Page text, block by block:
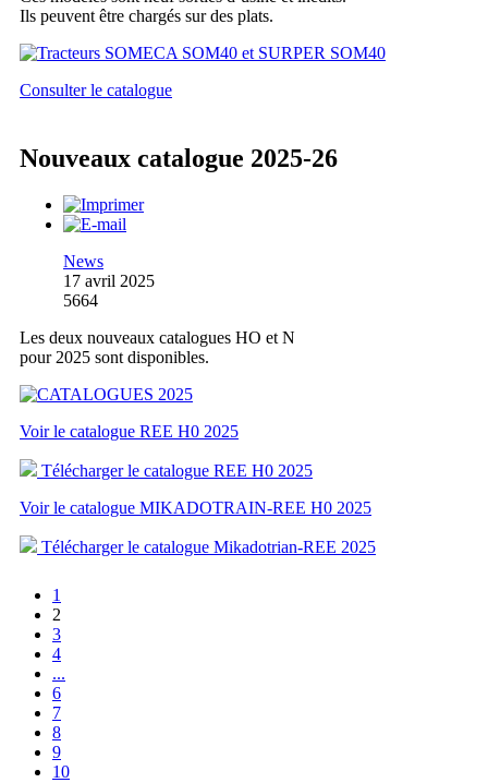
Ils peuvent être chargés sur des plats.
Consulter le catalogue
Nouveaux catalogue 2025-26
News
17 avril 2025
5664
Les deux nouveaux catalogues HO et N
pour 2025 sont disponibles.
Voir le catalogue REE H0 2025
Télécharger le catalogue REE H0 2025
Voir le catalogue MIKADOTRAIN-REE H0 2025
Télécharger le catalogue Mikadotrian-REE 2025
1
2
3
4
...
6
7
8
9
10